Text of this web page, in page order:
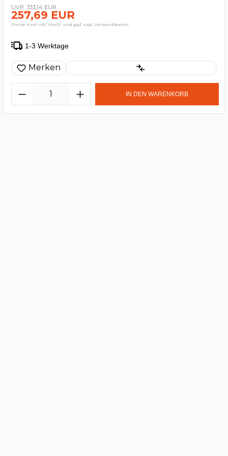
333,14 EUR
257,69 EUR
Preise sind inkl. MwSt. und ggf. zzgl. Versandkosten
1-3 Werktage
Merken
IN DEN WARENKORB